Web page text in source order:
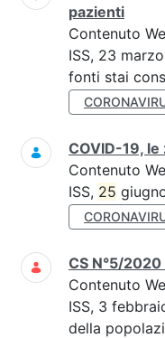
pazienti
Contenuto
ISS, 23
fonti stai
COVID-19,
Contenuto
ISS, 25
CS N°5/2020
Contenuto
ISS, 3
della